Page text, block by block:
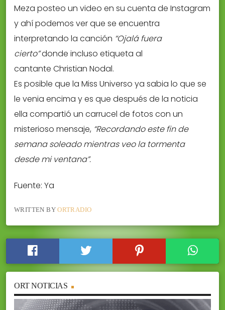
Meza posteo un video en su cuenta de Instagram
y ahí podemos ver que se encuentra
interpretando la canción “Ojalá fuera
cierto”donde incluso etiqueta al
cantante Christian Nodal.
Es posible que la Miss Universo ya sabia lo que se
le venia encima y es que después de la noticia
ella compartió un carrucel de fotos con un
misterioso mensaje, “Recordando este fin de
semana soleado mientras veo la tormenta
desde mi ventana”.
Fuente: Ya
WRITTEN BYORTRADIO
ORT NOTICIAS